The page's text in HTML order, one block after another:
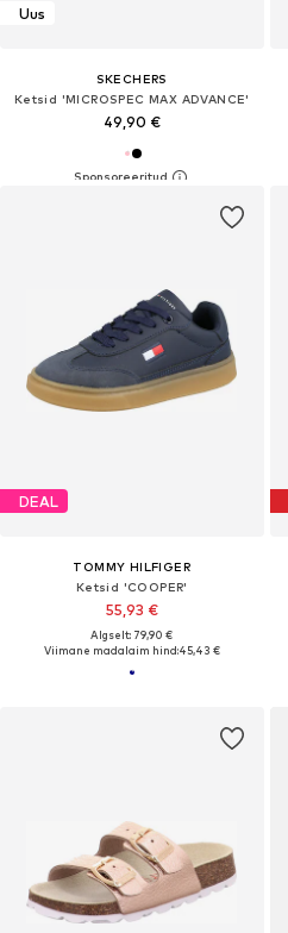
Uus
SKECHERS
Ketsid 'MICROSPEC MAX ADVANCE'
49,90 €
DEAL
TOMMY HILFIGER
Ketsid 'COOPER'
55,93 €
Algselt: 79,90 €
Viimane madalaim hind:45,43 €